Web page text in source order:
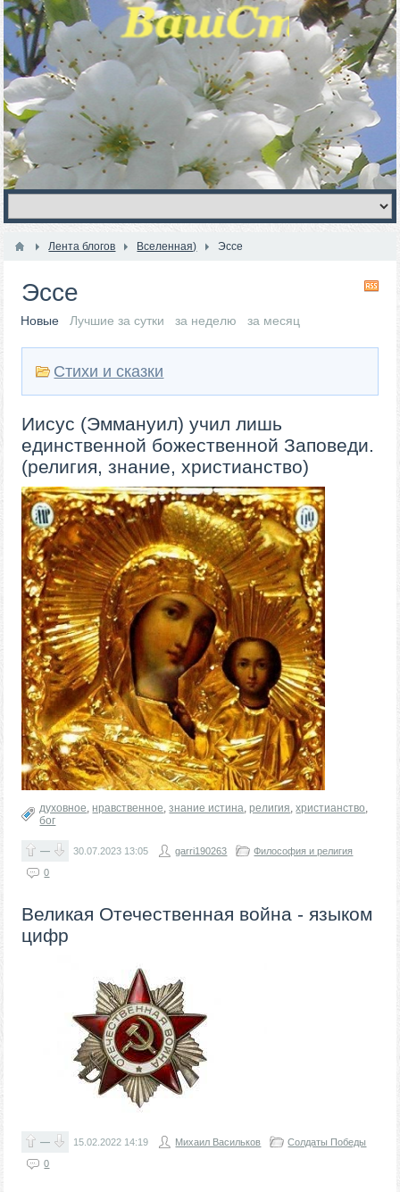
Лента блогов Вселенная) Эссе
Эссе
Новые Лучшие за сутки за неделю за месяц
Стихи и сказки
​​​​​Иисус (Эммануил) учил лишь
единственной божественной Заповеди.
(религия, знание, христианство)
духовное, нравственное,знание истина,религия,христианство,
бог
— 30.07.2023 13:05 garri190263
Философия и религия
0
Великая Отечественная война - языком
цифр
— 15.02.2022 14:19 Михаил Васильков
Солдаты Победы
0